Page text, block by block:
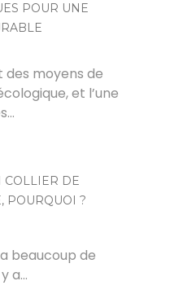
POUR UNE
des moyens de
et l’une
COLLIER DE
POURQUOI ?
beaucoup de
a…